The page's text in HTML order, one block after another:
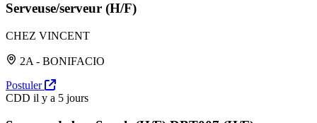
Serveuse/serveur (H/F)
CHEZ VINCENT
2A - BONIFACIO
Postuler
CDD il y a 5 jours